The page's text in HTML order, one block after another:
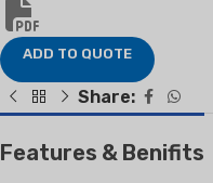
ADD TO QUOTE
Share:
Features & Benifits